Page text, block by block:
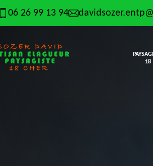
06 26 99 13 94
18